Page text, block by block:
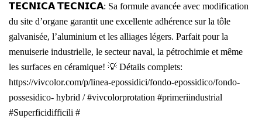
𝗧𝗘𝗖𝗡𝗜𝗖𝗔 𝗧𝗘𝗖𝗡𝗜𝗖𝗔: Sa formule avancée avec modification
du site d’organe garantit une excellente adhérence sur la tôle
galvanisée, l’aluminium et les alliages légers. Parfait pour la
menuiserie industrielle, le secteur naval, la pétrochimie et même
les surfaces en céramique! 💡 Détails complets:
https://vivcolor.com/p/linea-epossidici/fondo-epossidico/fondo-
possesidico- hybrid / #vivcolorprotation #primeriindustrial
#Superficidifficili #